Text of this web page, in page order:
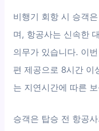
비행기 회항 시 승객
며, 항공사는 신속한
의무가 있습니다. 이
편 제공으로 8시간 이
는 지연시간에 따른
승객은 탑승 전 항공